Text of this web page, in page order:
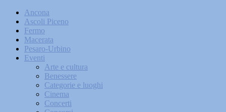
Ancona
Ascoli Piceno
Fermo
Macerata
Pesaro-Urbino
Eventi
Arte e cultura
Benessere
Categorie e luoghi
Cinema
Concerti